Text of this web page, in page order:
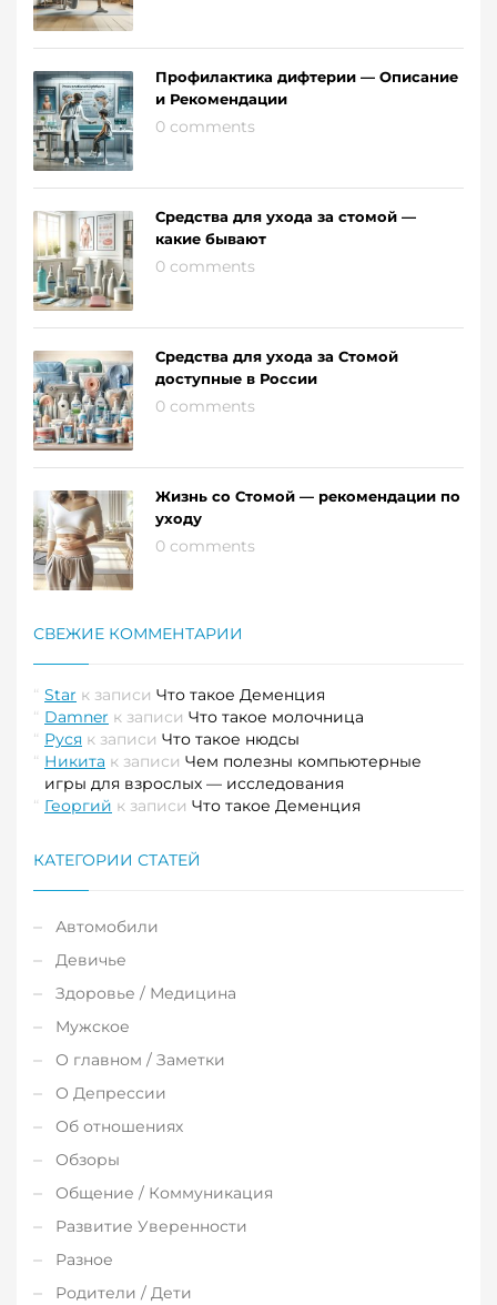
Профилактика дифтерии — Описание
и Рекомендации
0 comments
Средства для ухода за стомой —
какие бывают
0 comments
Средства для ухода за Стомой
доступные в России
0 comments
Жизнь со Стомой — рекомендации по
уходу
0 comments
СВЕЖИЕ КОММЕНТАРИИ
Star к записи Что такое Деменция
Damner к записи Что такое молочница
Руся к записи Что такое нюдсы
Никита к записи Чем полезны компьютерные
игры для взрослых — исследования
Георгий к записи Что такое Деменция
КАТЕГОРИИ СТАТЕЙ
Автомобили
Девичье
Здоровье / Медицина
Мужское
О главном / Заметки
О Депрессии
Об отношениях
Обзоры
Общение / Коммуникация
Развитие Уверенности
Разное
Родители / Дети